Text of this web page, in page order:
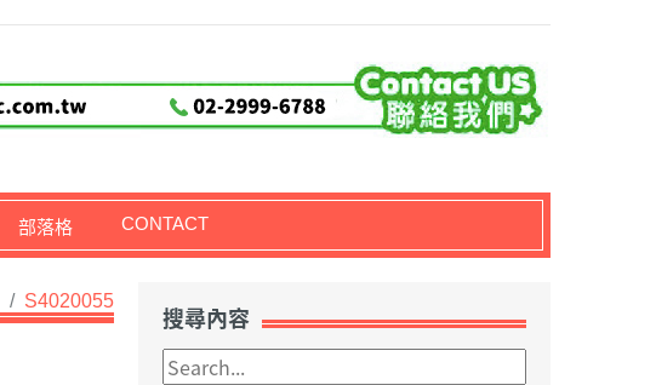
部落格 CONTACT
/ S4020055
搜尋內容